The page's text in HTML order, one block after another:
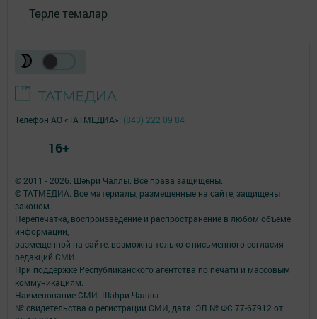
Төрле темалар
© 2011 - 2026. Шәһри Чаллы. Все права защищены.
© ТАТМЕДИА. Все материалы, размещенные на сайте, защищены
законом.
Перепечатка, воспроизведение и распространение в любом объеме
информации,
размещенной на сайте, возможна только с письменного согласия
редакций СМИ.
При поддержке Республиканского агентства по печати и массовым
коммуникациям.
Наименование СМИ: Шəhри Чаллы
№ свидетельства о регистрации СМИ, дата: ЭЛ № ФС 77-67912 от
Телефон АО «ТАТМЕДИА»: (843) 222 09 84
16+